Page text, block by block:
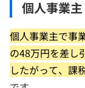
個人事業
個人事業主で事
の48万円を差し
したがって、課